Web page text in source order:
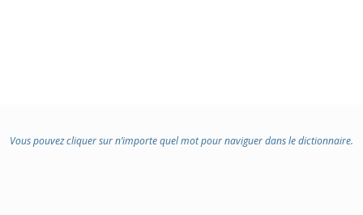
Vous pouvez cliquer sur n’importe quel mot pour naviguer dans le dictionnaire.